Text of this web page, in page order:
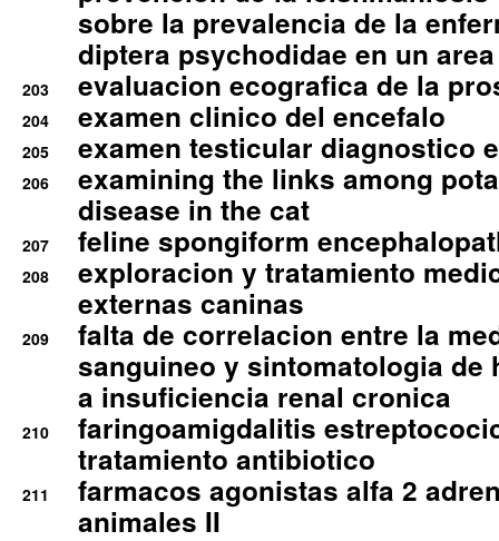
sobre la prevalencia de la
diptera psychodidae en un
203 evaluacion ecografica de la
204 examen clinico del encefalo
205 examen testicular diagnostico
206
examining the links among
disease in the cat
207 feline spongiform
208
exploracion y tratamiento
externas caninas
209
falta de correlacion entre la
sanguineo y sintomatologia de
a insuficiencia renal cronica
210
faringoamigdalitis
tratamiento antibiotico
211
farmacos agonistas alfa 2
animales II